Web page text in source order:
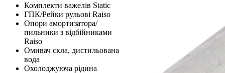
Комплекти важелів Static
ГПК/Рейки рульові Raiso
Опори амортизатора/
пильники з відбійниками
Raiso
Омивач скла, дистильована
вода
Охолоджуюча рідина